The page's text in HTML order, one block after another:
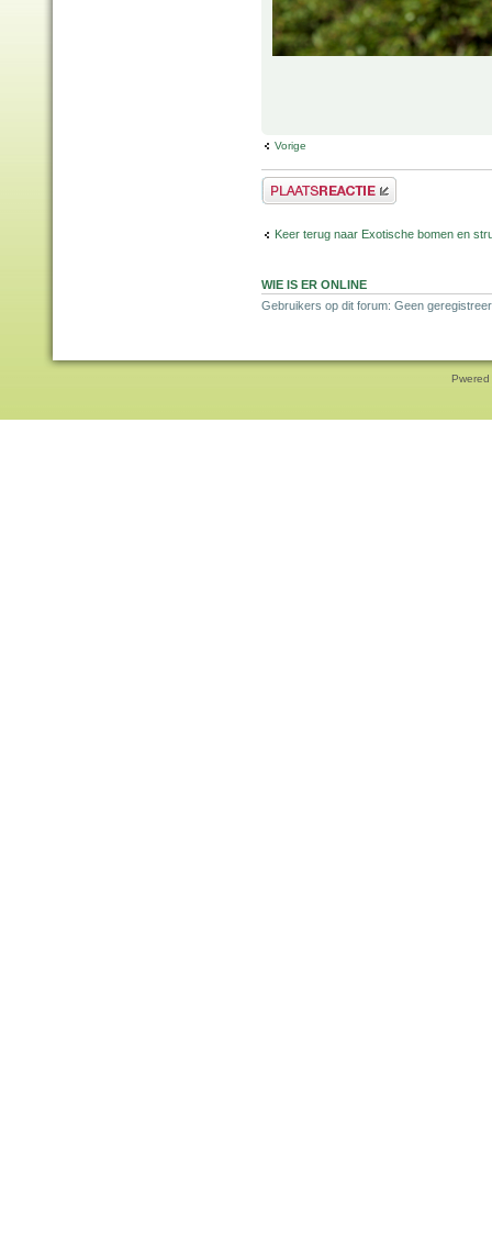
Vorige
Plaats een reactie
Keer terug naar Exotische bomen en
WIE IS ER ONLINE
Gebruikers op dit forum: Geen